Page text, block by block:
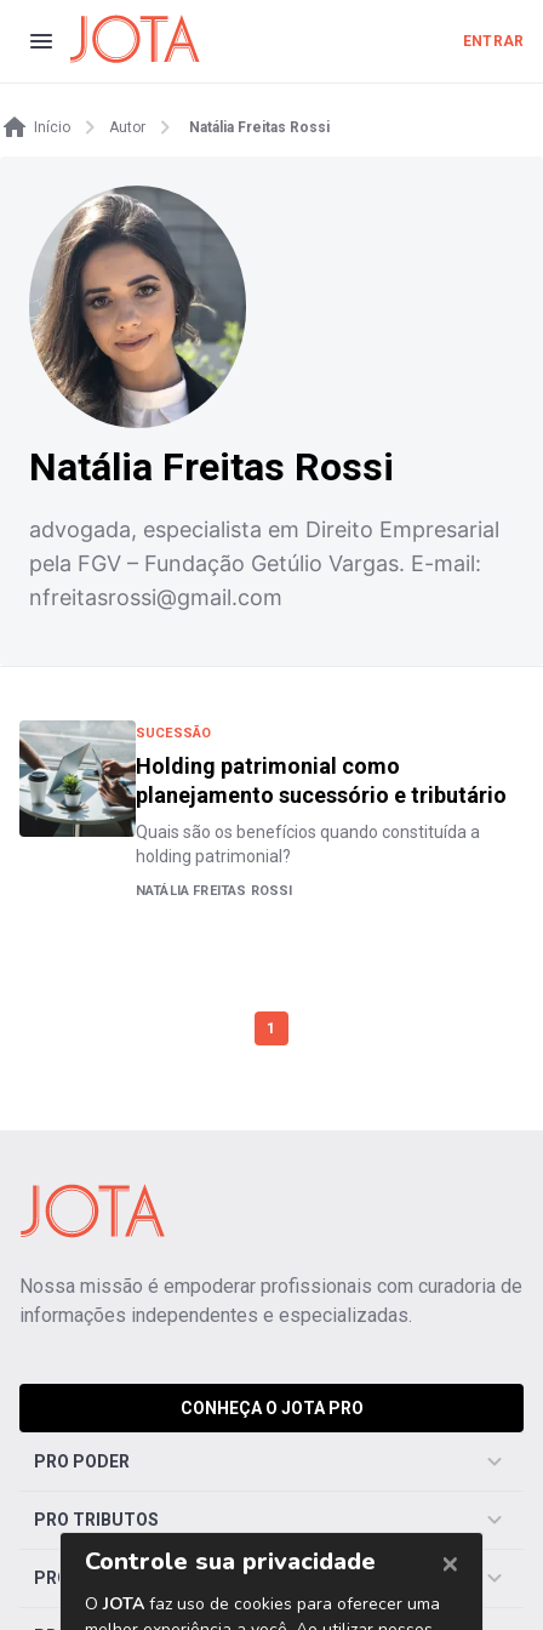
ENTRAR
Início Autor Natália Freitas Rossi
Natália Freitas Rossi
advogada, especialista em Direito Empresarial
pela FGV – Fundação Getúlio Vargas. E-mail:
nfreitasrossi@gmail.com
SUCESSÃO
Holding patrimonial como
planejamento sucessório e tributário
Quais são os benefícios quando constituída a
holding patrimonial?
NATÁLIA FREITAS ROSSI
1
Nossa missão é empoderar profissionais com curadoria de
informações independentes e especializadas.
CONHEÇA O JOTA PRO
PRO PODER
PRO TRIBUTOS
PRO TRABALHISTA